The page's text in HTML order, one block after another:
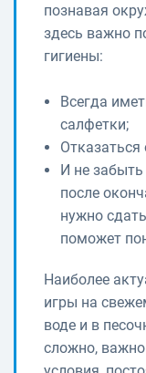
познавая
здесь важно
гигиены:
Всегда
салфетки;
Отказаться
И не
после
нужно
поможет
Наиболее
игры на
воде и в
сложно,